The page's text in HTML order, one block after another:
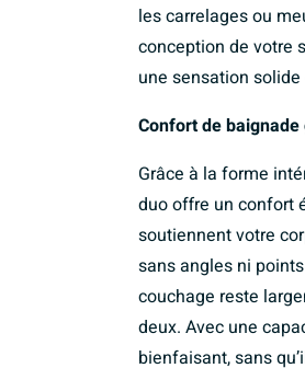
les carrelages ou
conception de votre
une sensation
Confort de
Grâce à la forme
duo offre un confort
soutiennent votre
sans angles ni
couchage reste
deux. Avec une
bienfaisant, sans